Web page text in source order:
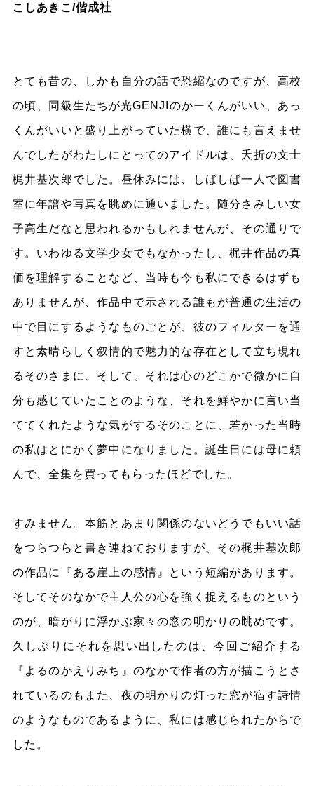
こしあきこ/偕成社
とても昔の、しかも自分の話で恐縮なのですが、高校
の頃、同級生たちが光GENJIのかーくんがいい、あっ
くんがいいと盛り上がっていた横で、誰にも言えませ
んでしたがわたしにとってのアイドルは、夭折の文士
梶井基次郎でした。昼休みには、しばしば一人で図書
室に年譜や写真を眺めに通いました。随分さみしい女
子高生だなと思われるかもしれませんが、その通りで
す。いわゆる文学少女でもなかったし、梶井作品の真
価を理解することなど、当時も今も私にできるはずも
ありませんが、作品中で示される誰もが普通の生活の
中で目にするようなものごとが、彼のフィルターを通
すと素晴らしく叙情的で魅力的な存在として立ち現れ
るそのさまに、そして、それは心のどこかで微かに自
分も感じていたことのような、それを鮮やかに言い当
ててくれたような気がするそのことに、若かった当時
の私はとにかく夢中になりました。誕生日には母に頼
んで、全集を買ってもらったほどでした。
すみません。本筋とあまり関係のないどうでもいい話
をつらつらと書き連ねておりますが、その梶井基次郎
の作品に『ある崖上の感情』という短編があります。
そしてそのなかで主人公の心を強く捉えるものという
のが、暗がりに浮かぶ家々の窓の明かりの眺めです。
久しぶりにそれを思い出したのは、今回ご紹介する
『よるのかえりみち』のなかで作者の方が描こうとさ
れているのもまた、夜の明かりの灯った窓が宿す詩情
のようなものであるように、私には感じられたからで
した。